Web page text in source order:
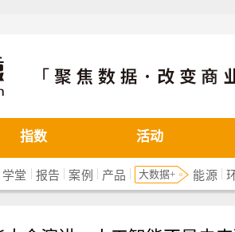
指数 活动
学堂 | 报告 | 案例 | 产品 | 大数据+ 能源 |